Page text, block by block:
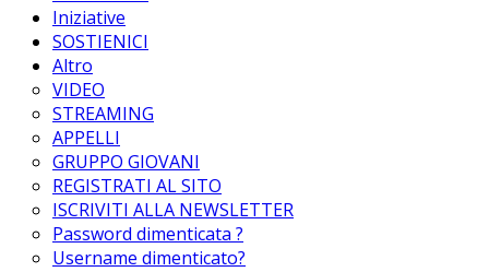
Iniziative
SOSTIENICI
Altro
VIDEO
STREAMING
APPELLI
GRUPPO GIOVANI
REGISTRATI AL SITO
ISCRIVITI ALLA NEWSLETTER
Password dimenticata ?
Username dimenticato?